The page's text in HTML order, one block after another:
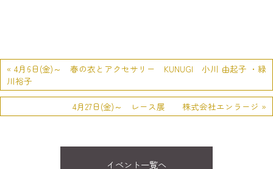
« 4月6日(金)～ 春の衣とアクセサリー KUNUGI 小川 由起子 ・緑
川裕子
4月27日(金)～ レース展 株式会社エンラージ »
イベント一覧へ